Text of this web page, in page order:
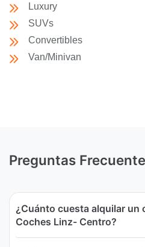
Luxury
SUVs
Convertibles
Van/Minivan
Preguntas
¿Cuánto cuesta alquilar un
Coches Linz- Centro?